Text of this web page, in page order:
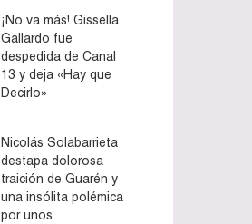
¡No va más! Gissella
Gallardo fue
despedida de Canal
13 y deja «Hay que
Decirlo»
Nicolás Solabarrieta
destapa dolorosa
traición de Guarén y
una insólita polémica
por unos